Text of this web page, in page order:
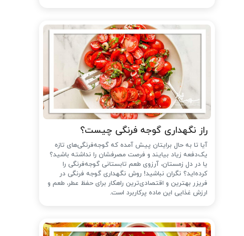
راز نگهداری گوجه فرنگی چیست؟
آیا تا به حال برایتان پیش آمده که گوجه‌فرنگی‌های تازه
یک‌دفعه زیاد بیایند و فرصت مصرفشان را نداشته باشید؟
یا در دل زمستان، آرزوی طعم تابستانی گوجه‌فرنگی را
کرده‌اید؟ نگران نباشید! روش نگهداری گوجه فرنگی در
فریزر بهترین و اقتصادی‌ترین راهکار برای حفظ عطر، طعم و
ارزش غذایی این ماده پرکاربرد است.